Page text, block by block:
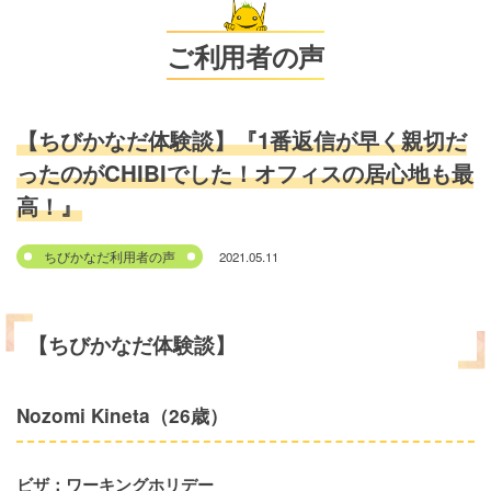
ご利用者の声
【ちびかなだ体験談】『1番返信が早く親切だ
ったのがCHIBIでした！オフィスの居心地も最
高！』
ちびかなだ利用者の声 2021.05.11
【ちびかなだ体験談】
Nozomi Kineta（26歳）
ビザ：ワーキングホリデー